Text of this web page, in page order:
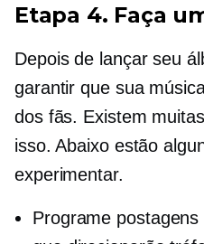
Etapa 4. Faça
Depois de lançar seu
garantir que sua
dos fãs. Existem
isso. Abaixo estão
experimentar.
Programe